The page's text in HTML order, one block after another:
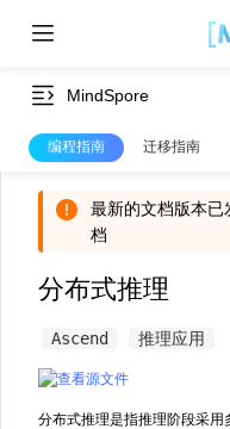
MindSpore
编程指南 迁移指南
最新的文档版本已
档
分布式推理
Ascend 推理应用
分布式推理是指推理阶段采